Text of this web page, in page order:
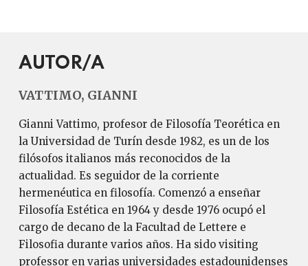
AUTOR/A
VATTIMO, GIANNI
Gianni Vattimo, profesor de Filosofía Teorética en
la Universidad de Turín desde 1982, es un de los
filósofos italianos más reconocidos de la
actualidad. Es seguidor de la corriente
hermenéutica en filosofía. Comenzó a enseñar
Filosofía Estética en 1964 y desde 1976 ocupó el
cargo de decano de la Facultad de Lettere e
Filosofia durante varios años. Ha sido visiting
professor en varias universidades estadounidenses